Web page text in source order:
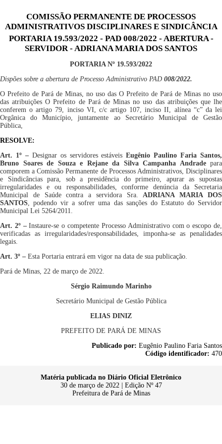
COMISSÃO PERMANENTE DE PROCESSOS
ADMINISTRATIVOS DISCIPLINARES E SINDICÂNCIA
PORTARIA 19.593/2022 - PAD 008/2022 - ABERTURA -
SERVIDOR - ADRIANA MARIA DOS SANTOS
PORTARIA Nº 19.593/2022
Dispões sobre a abertura de Processo Administrativo PAD 008/2022.
O Prefeito de Pará de Minas, no uso das O Prefeito de Pará de Minas no uso
das atribuições O Prefeito de Pará de Minas no uso das atribuições que lhe
conferem o artigo 79, inciso VI, c/c artigo 107, inciso II, alínea “c” da lei
Orgânica do Município, juntamente ao Secretário Municipal de Gestão
Pública,
RESOLVE:
Art. 1º – Designar os servidores estáveis Eugênio Paulino Faria Santos,
Bruno Soares de Souza e Rejane da Silva Campanha Andrade para
comporem a Comissão Permanente de Processos Administrativos, Disciplinares
e Sindicâncias para, sob a presidência do primeiro, apurar as supostas
irregularidades e ou responsabilidades, conforme denúncia da Secretaria
Municipal de Saúde contra a servidora Sra.ADRIANA MARIA DOS
SANTOS, podendo vir a sofrer uma das sanções do Estatuto do Servidor
Municipal Lei 5264/2011.
Art. 2º –Instaure-se o competente Processo Administrativo com o escopo de,
verificadas as irregularidades/responsabilidades, imponha-se as penalidades
legais.
Art. 3º – Esta Portaria entrará em vigor na data de sua publicação.
Pará de Minas, 22 de março de 2022.
Sérgio Raimundo Marinho
Secretário Municipal de Gestão Pública
ELIAS DINIZ
PREFEITO DE PARÁ DE MINAS
Publicado por: Eugênio Paulino Faria Santos
Código identificador: 470
Matéria publicada no Diário Oficial Eletrônico
30 de março de 2022 | Edição Nº 47
Prefeitura de Pará de Minas